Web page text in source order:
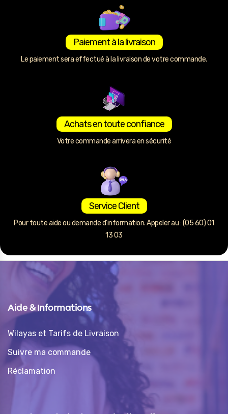
Paiement à la livraison
Le paiement sera effectué à la livraison de votre commande.
Achats en toute confiance
Votre commande arrivera en sécurité
Service Client
Pour toute aide ou demande d’information. Appeler au : (05 60) 01
13 03
Aide & Informations
Wilayas et Tarifs de Livraison
Suivre ma commande
Réclamation